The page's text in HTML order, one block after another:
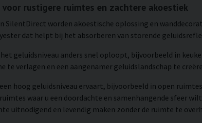
rustigere ruimtes en zachtere akoestiek
SilentDirect worden akoestische oplossing en
dat helpt bij het absorberen van storende
geluidsniveau anders snel oploopt, bijvoorbeeld in
verlagen en een aangenamer geluidslandschap te
hoog geluidsniveau ervaart, bijvoorbeeld in open
waar u een doordachte en samenhangende sfeer
uitnodigend en levendig maken zonder de ruimte te